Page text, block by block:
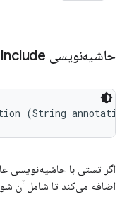
حاشیه‌نویسی add Include
(String
اگر تستی با حاشیه‌نویسی
اضافه می‌کند تا شامل آن